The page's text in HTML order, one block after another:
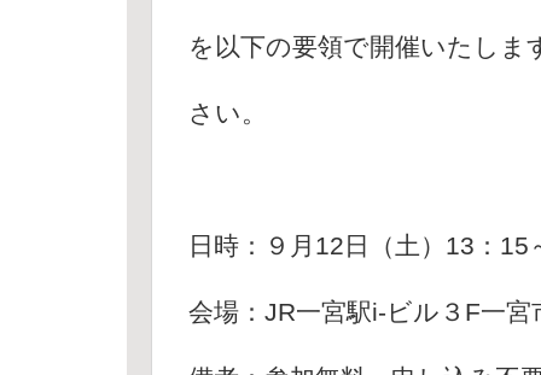
を以下の要領で開催いたしま
さい。
日時：９月12日（土）13：15
会場：JR一宮駅i-ビル３F一